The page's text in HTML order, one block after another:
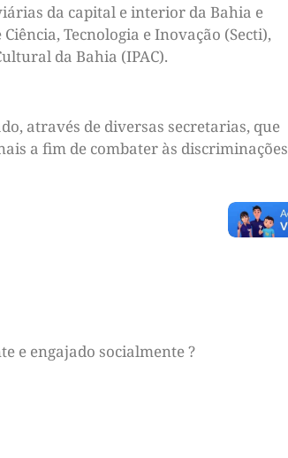
da capital e interior da Bahia e
Tecnologia e Inovação (Secti),
da Bahia (IPAC).
através de diversas secretarias, que
a fim de combater às discriminações
e engajado socialmente ?